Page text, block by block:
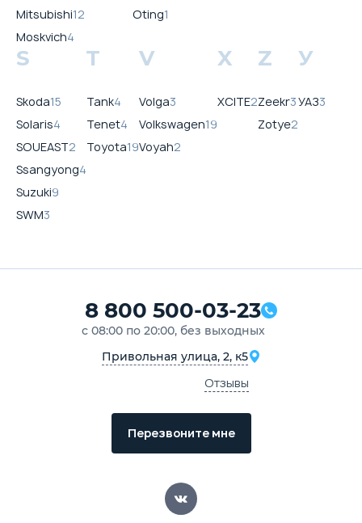
Mitsubishi12
Moskvich4
Oting1
S
Skoda15
Solaris4
SOUEAST2
Ssangyong4
Suzuki9
SWM3
T
Tank4
Tenet4
Toyota19
V
Volga3
Volkswagen19
Voyah2
X
XCITE2
Z
Zeekr3
Zotye2
У
УАЗ3
8 800 500-03-23
с 08:00 по 20:00, без выходных
Привольная улица, 2, к5
Отзывы
Перезвоните мне